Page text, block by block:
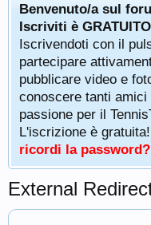
Benvenuto/a sul
Iscriviti è
Iscrivendoti con il
partecipare
pubblicare video e
conoscere tanti
passione per il
L'iscrizione è gratuita!
ricordi la
External